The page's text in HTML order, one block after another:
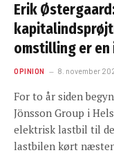
Erik
omstilling er
OPINION 8. november
For to år siden
Jönsson Group i
elektrisk lastbil til
lastbilen kørt